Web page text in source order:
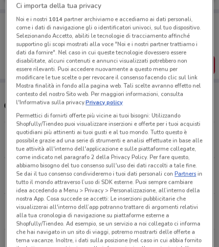
Porta DoveConviene sempre con te!
Puoi trovare le migliori offerte dei negozi vicino a te,
salvarle e creare la tua lista del risparmio, comodamente
dal tuo cellulare.
SCARICA L’APP
Orari Lidl e Indirizzi Supermercati
Via del Mare, 131 Pomezia
1 km
APERTO
Via Ermanno Wolf Ferrari, 216 Roma
13.8 km
APERTO
Via Pietro Mascagni, 115 Aprilia
16 km
APERTO
Via Alberto Burri, 39 Roma
Ci importa della tua privacy
Noi e i nostri 1014partner archiviamo e accediamo ai dati personali,
come i dati di navigazione gli o identificatori univoci, sul tuo dispositivo.
Selezionando Accetto, abiliti le tecnologie di tracciamento affinché
supportino gli scopi mostrati alla voce "Noi e i nostri partner trattiamo i
dati da fornire". Nel caso in cui queste tecnologie dovessero essere
disabilitate, alcuni contenuti e annunci visualizzati potrebbero non
essere rilevanti. Puoi accedere nuovamente a questo menu per
modificare le tue scelte o per revocare il consenso facendo clic sul link
Mostra finalità in fondo alla pagina web. Tali scelte avranno effetto nel
contesto del nostro Sito web. Per maggiori informazioni, consulta
l'Informativa sulla privacy.Privacy policy
Permettici di fornirti offerte più vicine ai tuoi bisogni: Utilizzando
Shopfully/Tiendeo puoi visualizzare inserzioni e offerte per i tuoi acquisti
quotidiani più attinenti ai tuoi gusti e al tuo mondo. Tutto questo è
possibile grazie ad una serie di strumenti e analisi effettuate in base alle
tue attività all'interno dell'applicazione e sulle piattaforme collegate,
come indicato nel paragrafo 2 della Privacy Policy. Per fare questo,
abbiamo bisogno del tuo consenso sull'uso dei dati raccolti a tale fine.
Se dai il tuo consenso condivideremo i tuoi dati personali conPartnersin
tutto il mondo attraverso l’uso di SDK esterne. Puoi sempre cambiare
idea accedendo a Menu > Privacy > Personalizzazione, all’interno della
nostra App. Cosa succede se accetti: Le inserzioni pubblicitarie che
visualizzerai all'interno dell’app potranno trattare di argomenti relativi
alla tua cronologia di navigazione su piattaforme esterne a
Shopfully/Tiendeo. Ad esempio, se un servizio a noi collegato ci informa
che hai navigato in un sito di viaggi, potremo mostrarti delle offerte a
tema vacanze. Inoltre, i dati sulla posizione (nel caso in cui abbia fornito